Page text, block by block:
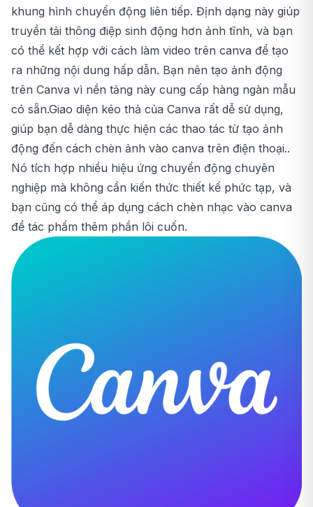
khung hình chuyển động liên tiếp. Định dạng này giúp
truyền tải thông điệp sinh động hơn ảnh tĩnh, và bạn
có thể kết hợp với cách làm video trên canva để tạo
ra những nội dung hấp dẫn. Bạn nên tạo ảnh động
trên Canva vì nền tảng này cung cấp hàng ngàn mẫu
có sẵn.Giao diện kéo thả của Canva rất dễ sử dụng,
giúp bạn dễ dàng thực hiện các thao tác từ tạo ảnh
động đến cách chèn ảnh vào canva trên điện thoại..
Nó tích hợp nhiều hiệu ứng chuyển động chuyên
nghiệp mà không cần kiến thức thiết kế phức tạp, và
bạn cũng có thể áp dụng cách chèn nhạc vào canva
để tác phẩm thêm phần lôi cuốn.